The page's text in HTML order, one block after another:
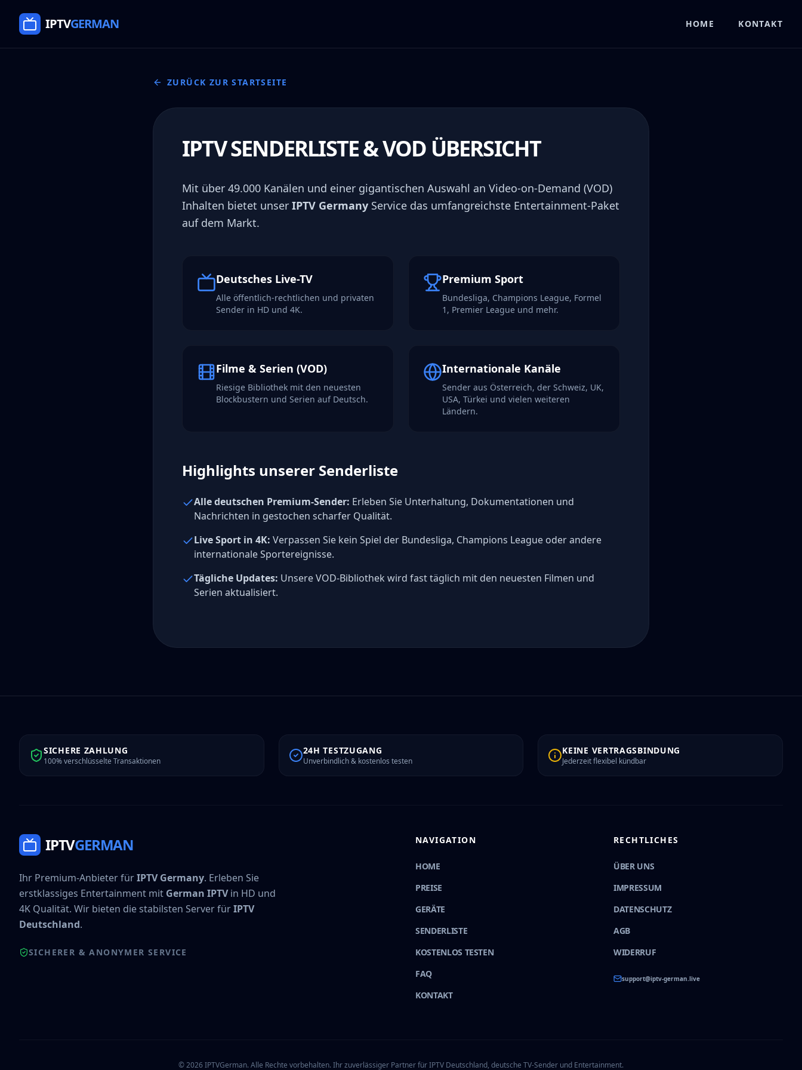
IPTVGERMAN HOME KONTAKT
ZURÜCK ZUR STARTSEITE
IPTV SENDERLISTE & VOD ÜBERSICHT
Mit über 49.000 Kanälen und einer gigantischen Auswahl an Video-on-Demand (VOD)
Inhalten bietet unser IPTV Germany Service das umfangreichste Entertainment-Paket
auf dem Markt.
Deutsches Live-TV
Alle öffentlich-rechtlichen und privaten
Sender in HD und 4K.
Premium Sport
Bundesliga, Champions League, Formel
1, Premier League und mehr.
Filme & Serien (VOD)
Riesige Bibliothek mit den neuesten
Blockbustern und Serien auf Deutsch.
Internationale Kanäle
Sender aus Österreich, der Schweiz, UK,
USA, Türkei und vielen weiteren
Ländern.
Highlights unserer Senderliste
Alle deutschen Premium-Sender: Erleben Sie Unterhaltung, Dokumentationen und
Nachrichten in gestochen scharfer Qualität.
Live Sport in 4K: Verpassen Sie kein Spiel der Bundesliga, Champions League oder andere
internationale Sportereignisse.
Tägliche Updates: Unsere VOD-Bibliothek wird fast täglich mit den neuesten Filmen und
Serien aktualisiert.
SICHERE ZAHLUNG
100% verschlüsselte Transaktionen
24H TESTZUGANG
Unverbindlich & kostenlos testen
KEINE VERTRAGSBINDUNG
Jederzeit flexibel kündbar
IPTVGERMAN
Ihr Premium-Anbieter fürIPTV Germany. Erleben Sie
erstklassiges Entertainment mit German IPTVin HD und
4K Qualität. Wir bieten die stabilsten Server fürIPTV
Deutschland.
SICHERER & ANONYMER SERVICE
NAVIGATION
HOME
PREISE
GERÄTE
SENDERLISTE
KOSTENLOS TESTEN
FAQ
KONTAKT
RECHTLICHES
ÜBER UNS
IMPRESSUM
DATENSCHUTZ
AGB
WIDERRUF
support@iptv-german.live
©2026IPTVGerman. Alle Rechte vorbehalten. Ihr zuverlässiger Partner für IPTV Deutschland, deutsche TV-Sender und Entertainment.